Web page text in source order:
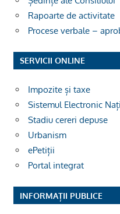
Rapoarte de activitate
Procese verbale –
SERVICII ONLINE
Impozite și taxe
Sistemul Electronic
Stadiu cereri depuse
Urbanism
ePetiții
Portal integrat
INFORMAȚII PUBLICE